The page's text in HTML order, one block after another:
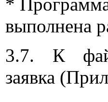
выполнена
3.7. К
заявка